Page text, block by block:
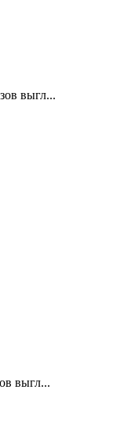
выгл...
выгл...